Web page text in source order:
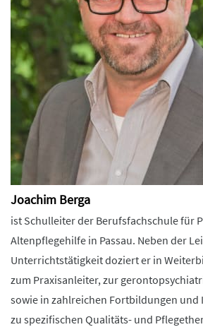
Joachim Berga
ist Schulleiter der Berufsfachschule für
Altenpflegehilfe in Passau. Neben der
Unterrichtstätigkeit doziert er in
zum Praxisanleiter, zur
sowie in zahlreichen Fortbildungen und
zu spezifischen Qualitäts- und